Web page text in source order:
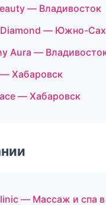
— Владивосток
Diamond — Южно-
Aura —
Хабаровск
— Хабаровск
— Массаж и спа